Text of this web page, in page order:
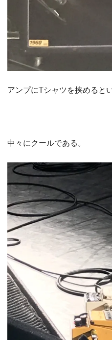
アンプにTシャツを挟めると
中々にクールである。